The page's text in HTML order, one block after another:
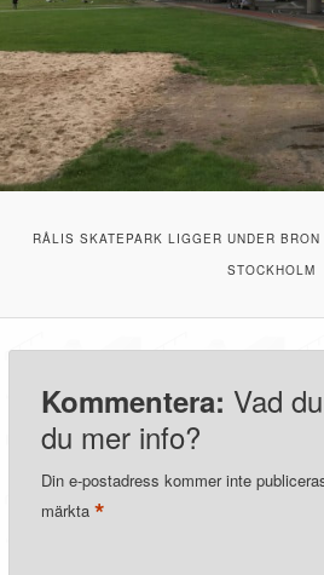
RÅLIS SKATEPARK LIGGER UNDER
STOCKHOLM
Kommentera: Vad
du mer info?
Din e-postadress kommer inte
märkta*